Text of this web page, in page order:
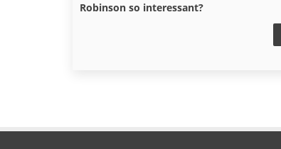
Robinson so interessant?